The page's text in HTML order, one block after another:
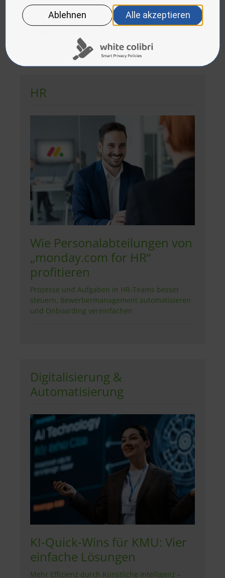
7 Tipps für erfolgreiches Account
HR
Wie Personalabteilungen von
„monday.com for HR“
profitieren
Prozesse und Aufgaben in HR-Teams besser
steuern, Bewerbermanagement automatisieren
und Onboarding vereinfachen
Digitalisierung &
Automatisierung
KI-Quick-Wins für KMU: Vier
einfache Lösungen
Mehr Effizienz durch Künstliche Intelligenz –